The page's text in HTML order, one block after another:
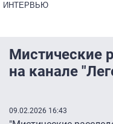
ИНТЕРВЬЮ
Мистические
на канале
09.02.2026 16:43